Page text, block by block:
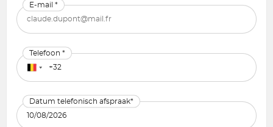
E-mail *
Telefoon *
Datum telefonisch afspraak*